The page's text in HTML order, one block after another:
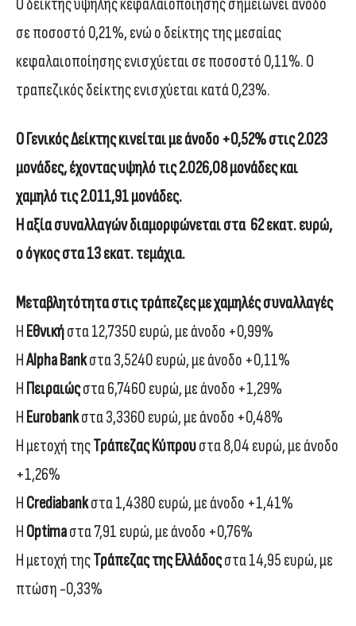
Ο δείκτης υψηλής κεφαλαιοποίησης σημειώνει άνοδο
σε ποσοστό 0,21%, ενώ ο δείκτης της μεσαίας
κεφαλαιοποίησης ενισχύεται σε ποσοστό 0,11%. Ο
τραπεζικός δείκτης ενισχύεται κατά 0,23%.
Ο Γενικός Δείκτης κινείται με άνοδο +0,52% στις 2.023
μονάδες, έχοντας υψηλό τις 2.026,08 μονάδες και
χαμηλό τις 2.011,91 μονάδες.
Η αξία συναλλαγών διαμορφώνεται στα 62 εκατ. ευρώ,
ο όγκος στα 13 εκατ. τεμάχια.
Μεταβλητότητα στις τράπεζες με χαμηλές συναλλαγές
Η Εθνικήστα 12,7350 ευρώ, με άνοδο +0,99%
ΗAlpha Bankστα 3,5240 ευρώ, με άνοδο +0,11%
Η Πειραιώςστα 6,7460 ευρώ, με άνοδο +1,29%
Η Eurobankστα 3,3360 ευρώ, με άνοδο +0,48%
Η μετοχή τηςΤράπεζας Κύπρουστα 8,04 ευρώ, με άνοδο
+1,26%
Η Crediabankστα 1,4380 ευρώ, με άνοδο +1,41%
Η Optimaστα 7,91 ευρώ, με άνοδο +0,76%
Η μετοχή τηςΤράπεζας της Ελλάδοςστα 14,95 ευρώ, με
πτώση -0,33%